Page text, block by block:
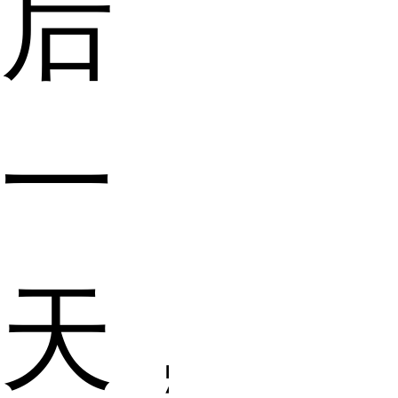
后
一
天，